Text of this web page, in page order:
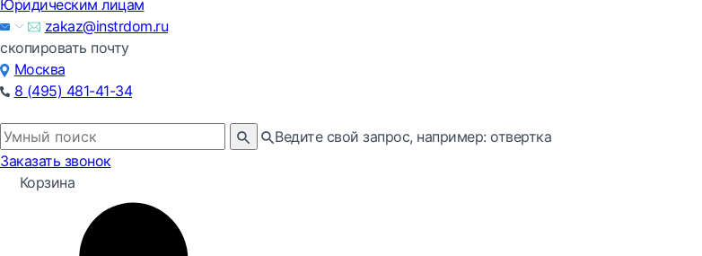
Юридическим лицам
zakaz@instrdom.ru
скопировать почту
Москва
8 (495) 481-41-34
Ведите свой запрос, например: отвертка
Заказать звонок
Корзина